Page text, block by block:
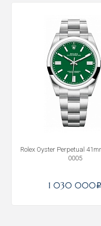
Rolex Oyster Perpetual
0005
1 030 000i